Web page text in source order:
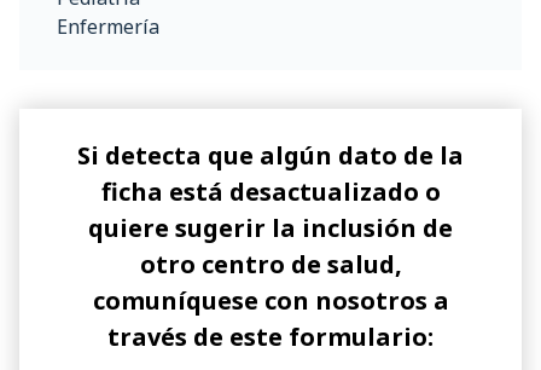
Enfermería
Si detecta que algún dato de la
ficha está desactualizado o
quiere sugerir la inclusión de
otro centro de salud,
comuníquese con nosotros a
través de este formulario: